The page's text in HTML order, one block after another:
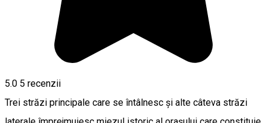
5.0 5 recenzii
Trei străzi principale care se întâlnesc şi alte câteva străzi